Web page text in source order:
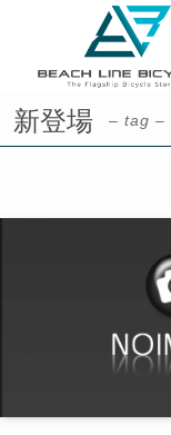
新登場 – tag –